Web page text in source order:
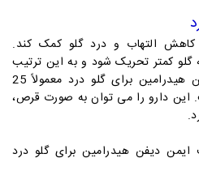
التهاب و درد گلو کمک کند.
کمتر تحریک شود و به این ترتیب
سرفه را کاهش دهد. دوز دیفن هیدرامین برای گلو درد معمولاً 25
6 ساعت است. این دارو را می توان به صورت قرص،
دیفن هیدرامین برای گلو درد